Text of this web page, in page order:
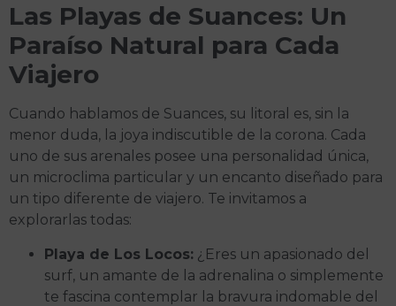
Las Playas de Suances: Un
Paraíso Natural para Cada
Viajero
Cuando hablamos de Suances, su litoral es, sin la
menor duda, la joya indiscutible de la corona. Cada
uno de sus arenales posee una personalidad única,
un microclima particular y un encanto diseñado para
un tipo diferente de viajero. Te invitamos a
explorarlas todas:
Playa de Los Locos: ¿Eres un apasionado del
surf, un amante de la adrenalina o simplemente
te fascina contemplar la bravura indomable del